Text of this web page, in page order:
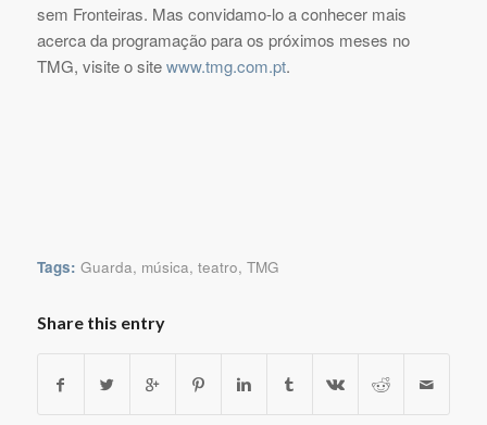
sem Fronteiras. Mas convidamo-lo a conhecer mais
acerca da programação para os próximos meses no
TMG, visite o sitewww.tmg.com.pt.
Tags: Guarda, música, teatro, TMG
Share this entry